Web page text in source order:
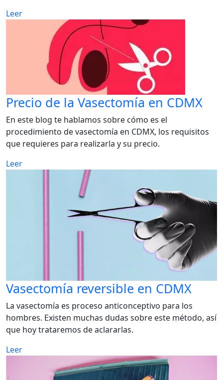
Leer
Precio de la Vasectomía en CDMX
En este blog te hablamos sobre cómo es el
procedimiento de vasectomía en CDMX, los requisitos
que requieres para realizarla y su precio.
Leer
Vasectomía reversible en CDMX
La vasectomía es proceso anticonceptivo para los
hombres. Existen muchas dudas sobre este método, así
que hoy trataremos de aclararlas.
Leer